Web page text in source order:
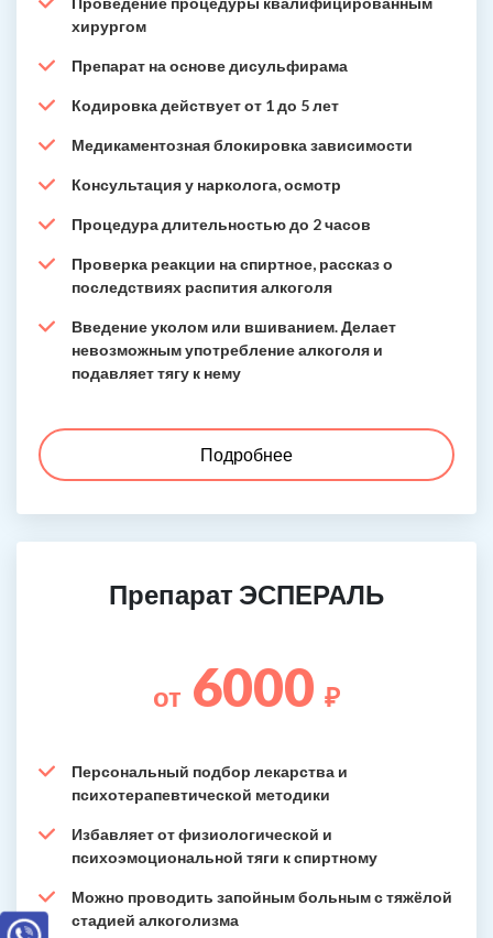
хирургом
Препарат на основе дисульфирама
Кодировка действует от 1 до 5 лет
Медикаментозная блокировка зависимости
Консультация у нарколога, осмотр
Процедура длительностью до 2 часов
Проверка реакции на спиртное, рассказ о
последствиях распития алкоголя
Введение уколом или вшиванием. Делает
невозможным употребление алкоголя и
подавляет тягу к нему
Подробнее
Препарат ЭСПЕРАЛЬ
от 6000 ₽
Персональный подбор лекарства и
психотерапевтической методики
Избавляет от физиологической и
психоэмоциональной тяги к спиртному
Можно проводить запойным больным с тяжёлой
стадией алкоголизма